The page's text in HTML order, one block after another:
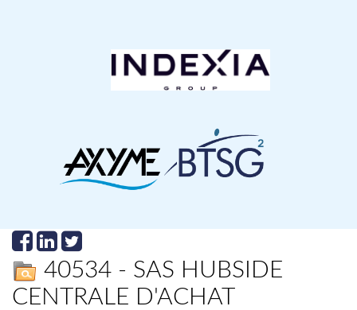
40534 - SAS HUBSIDE
CENTRALE D'ACHAT